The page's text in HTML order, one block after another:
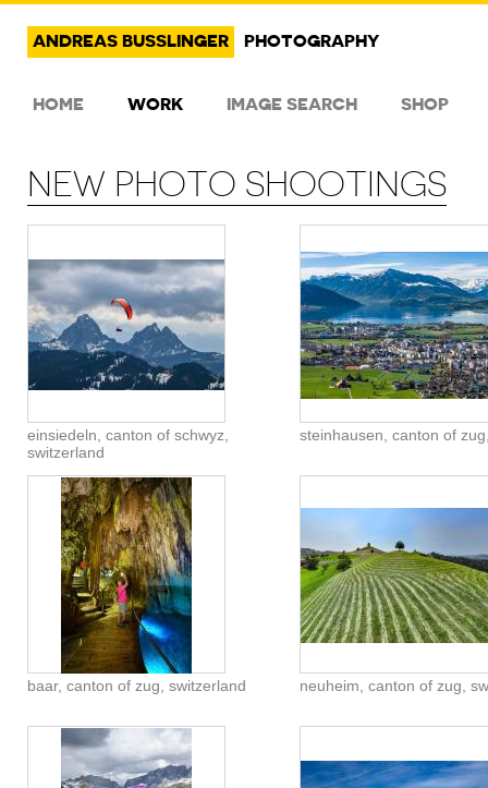
ANDREAS BUSSLINGER PHOTOGRAPHY
HOME WORK IMAGE SEARCH SHOP
NEW PHOTO SHOOTINGS
einsiedeln, canton of schwyz,
switzerland
steinhausen, canton of
baar, canton of zug, switzerland neuheim, canton of zug,